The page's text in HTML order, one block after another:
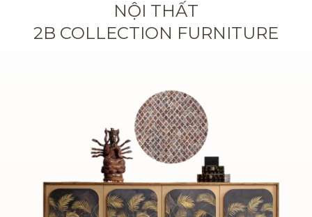
NỘI THẤT
2B COLLECTION FURNITURE